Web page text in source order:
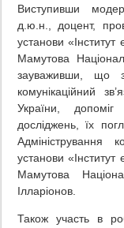
Виступивши
д.ю.н., доцент,
установи «Інститут
Мамутова
зауваживши, що
комунікаційний
України,
досліджень, їх
Адміністрування
установи «Інститут
Мамутова
Ілларіонов.
Також участь в